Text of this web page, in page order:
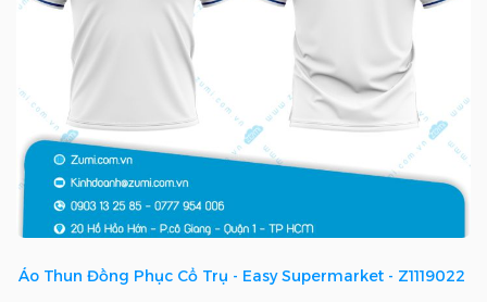
Áo Thun Đồng Phục Cổ Trụ - Easy Supermarket - Z1119022